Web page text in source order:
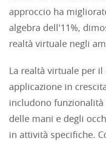
approccio ha
algebra dell'11%,
realtà virtuale negli
La realtà virtuale per
applicazione in
includono
delle mani e degli
in attività specifiche.